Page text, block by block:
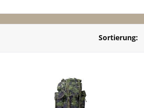
Sortierung: